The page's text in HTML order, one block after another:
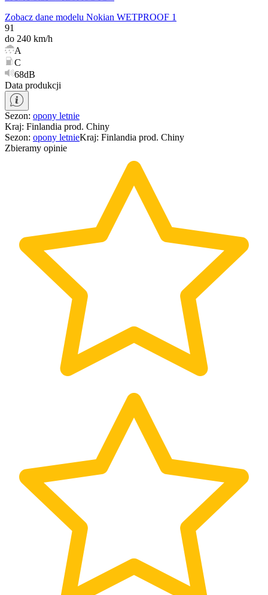
Zobacz dane modelu Nokian WETPROOF 1
91
do 240 km/h
A
C
68dB
Data produkcji
Sezon: opony letnie
Kraj: Finlandia prod. Chiny
Sezon: opony letnieKraj: Finlandia prod. Chiny
Zbieramy opinie